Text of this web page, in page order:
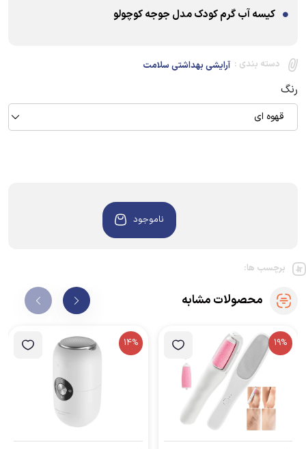
کیسه آب گرم کودک مدل جوجه کوچولو
دسته بندی : آرایشی بهداشتی سلامت
رنگ
قهوه ای
ناموجود
برچسب ها:
محصولات مشابه
19%
14%